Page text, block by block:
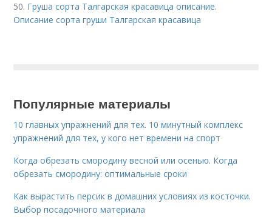
50. Груша сорта Талгарская красавица описание.
Описание сорта груши Талгарская красавица
Популярные материалы
10 главных упражнений для тех. 10 минутный комплекс
упражнений для тех, у кого нет времени на спорт
Когда обрезать смородину весной или осенью. Когда
обрезать смородину: оптимальные сроки
Как вырастить персик в домашних условиях из косточки.
Выбор посадочного материала